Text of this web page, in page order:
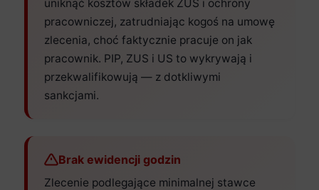
uniknąć kosztów składek ZUS i ochrony
pracowniczej, zatrudniając kogoś na umowę
zlecenia, choć faktycznie pracuje on jak
pracownik. PIP, ZUS i US to wykrywają i
przekwalifikowują — z dotkliwymi
sankcjami.
Brak ewidencji godzin
Zlecenie podlegające minimalnej stawce